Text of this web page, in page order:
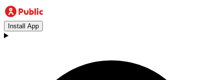
Install App